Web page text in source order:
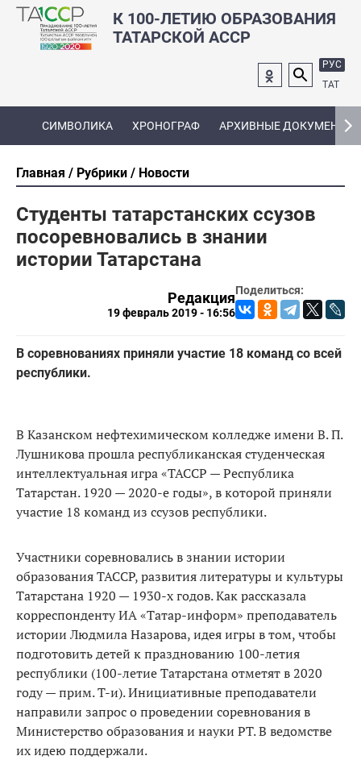
К 100-ЛЕТИЮ ОБРАЗОВАНИЯ
ТАТАРСКОЙ АССР
РУС
ТАТ
СИМВОЛИКА ХРОНОГРАФ АРХИВНЫЕ ДОКУМЕНТЫ
Главная Рубрики Новости
Студенты татарстанских ссузов
посоревновались в знании
истории Татарстана
Поделиться:
Редакция
19 февраль 2019 - 16:56
В соревнованиях приняли участие 18 команд со всей
республики.
В Казанском нефтехимическом колледже имени В. П.
Лушникова прошла республиканская студенческая
интеллектуальная игра «ТАССР — Республика
Татарстан. 1920 — 2020-е годы», в которой приняли
участие 18 команд из ссузов республики.
Участники соревновались в знании истории
образования ТАССР, развития литературы и культуры
Татарстана 1920 — 1930-х годов. Как рассказала
корреспонденту ИА «Татар-информ» преподаватель
истории Людмила Назарова, идея игры в том, чтобы
подготовить детей к празднованию 100-летия
республики (100-летие Татарстана отметят в 2020
году — прим. Т-и). Инициативные преподаватели
направили запрос о проведении соревнования в
Министерство образования и науки РТ. В ведомстве
их идею поддержали.